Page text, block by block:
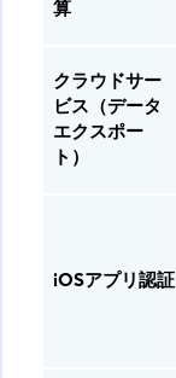
算
クラウドサー
ビス（データ
エクスポー
ト）
iOSアプリ認証